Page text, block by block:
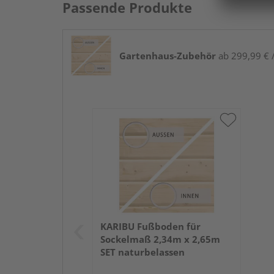
Passende Produkte
Gartenhaus-Zubehör ab 299,99 €
KARIBU Fußboden für
Sockelmaß 2,34m x 2,65m
SET naturbelassen